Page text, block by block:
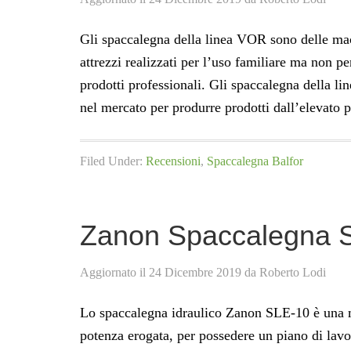
Gli spaccalegna della linea VOR sono delle
attrezzi realizzati per l’uso familiare ma non
prodotti professionali. Gli spaccalegna della
nel mercato per produrre prodotti
Filed Under: Recensioni, Spaccalegna Balfor
Zanon Spaccalegna
Aggiornato il 24 Dicembre 2019 da Roberto Lodi
Lo spaccalegna idraulico Zanon SLE-10 è
potenza erogata, per possedere un piano di